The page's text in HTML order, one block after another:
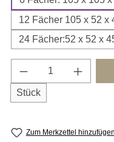
12 Fächer 105 x 52 x
24 Fächer:52 x 52 x
Produkt
Stück
Zum Merkzettel hinzufügen